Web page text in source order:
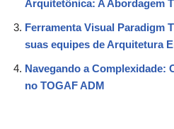
Arquitetônica: A Abordagem
Ferramenta Visual Paradigm
suas equipes de Arquitetura
Navegando a Complexidade:
no TOGAF ADM